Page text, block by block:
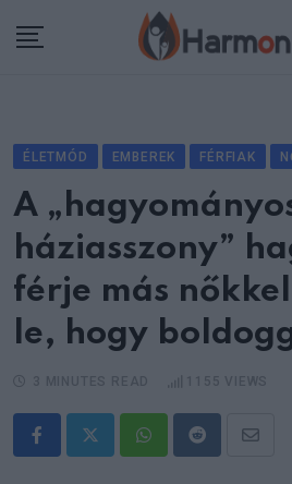
ÉLETMÓD EMBEREK FÉRFIAK
A
háziasszony”
férje más
le, hogy
WhatsappRedditShare